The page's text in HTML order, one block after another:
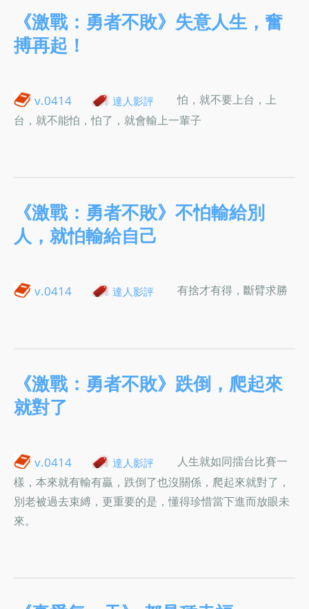
《激戰：勇者不敗》失意人生，奮
搏再起！
v.0414 達人影評
怕，就不要上台，上
台，就不能怕，怕了，就會輸上一輩子
《激戰：勇者不敗》不怕輸給別
人，就怕輸給自己
v.0414 達人影評 有捨才有得，斷臂求勝
《激戰：勇者不敗》跌倒，爬起來
就對了
v.0414 達人影評
人生就如同擂台比賽一
樣，本來就有輸有贏，跌倒了也沒關係，爬起來就對了，
別老被過去束縛，更重要的是，懂得珍惜當下進而放眼未
來。